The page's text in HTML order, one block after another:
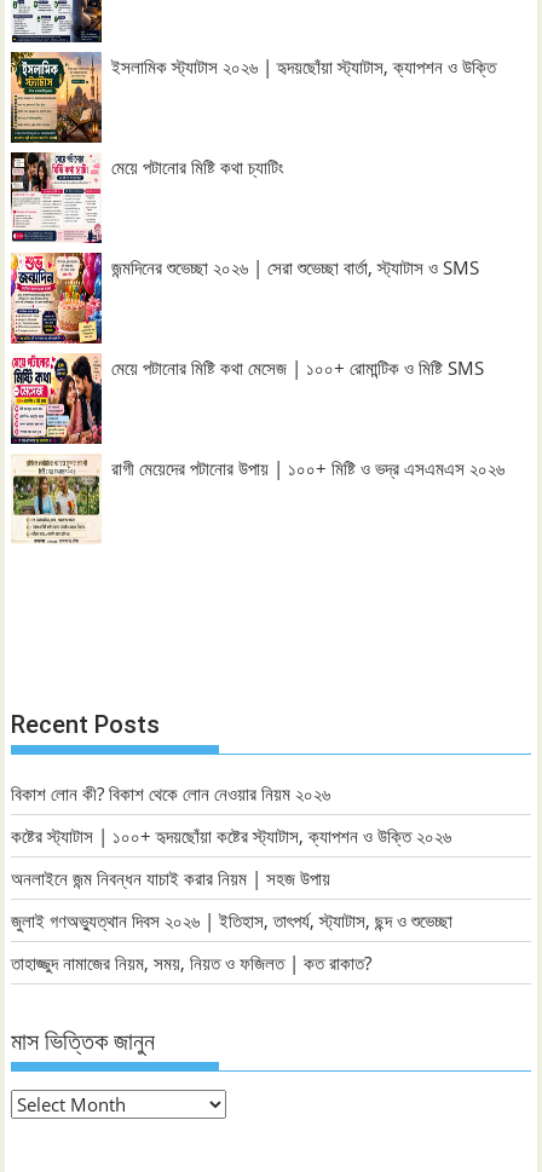
ইসলামিক স্ট্যাটাস ২০২৬ | হৃদয়ছোঁয়া স্ট্যাটাস, ক্যাপশন ও উক্তি
মেয়ে পটানোর মিষ্টি কথা চ্যাটিং
জন্মদিনের শুভেচ্ছা ২০২৬ | সেরা শুভেচ্ছা বার্তা, স্ট্যাটাস ও SMS
মেয়ে পটানোর মিষ্টি কথা মেসেজ | ১০০+ রোমান্টিক ও মিষ্টি SMS
রাগী মেয়েদের পটানোর উপায় | ১০০+ মিষ্টি ও ভদ্র এসএমএস ২০২৬
Recent Posts
বিকাশ লোন কী? বিকাশ থেকে লোন নেওয়ার নিয়ম ২০২৬
কষ্টের স্ট্যাটাস | ১০০+ হৃদয়ছোঁয়া কষ্টের স্ট্যাটাস, ক্যাপশন ও উক্তি ২০২৬
অনলাইনে জন্ম নিবন্ধন যাচাই করার নিয়ম | সহজ উপায়
জুলাই গণঅভ্যুত্থান দিবস ২০২৬ | ইতিহাস, তাৎপর্য, স্ট্যাটাস, ছন্দ ও শুভেচ্ছা
তাহাজ্জুদ নামাজের নিয়ম, সময়, নিয়ত ও ফজিলত | কত রাকাত?
মাস ভিত্তিক জানুন
মাস